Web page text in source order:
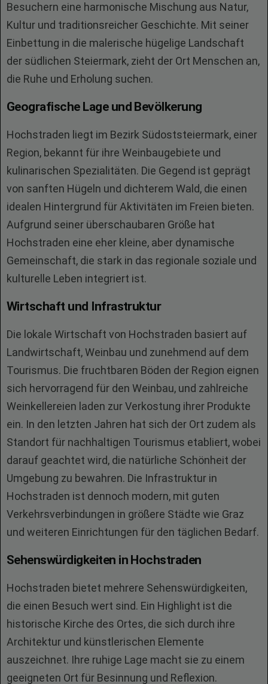
Besuchern eine harmonische Mischung aus Natur,
Kultur und traditionsreicher Geschichte. Mit seiner
Einbettung in die malerische hügelige Landschaft
der südlichen Steiermark, zieht der Ort Menschen an,
die Ruhe und Erholung suchen.
Geografische Lage und Bevölkerung
Hochstraden liegt im Bezirk Südoststeiermark, einer
Region, bekannt für ihre Weinbaugebiete und
kulinarischen Spezialitäten. Die Gegend ist geprägt
von sanften Hügeln und dichterem Wald, die einen
idealen Hintergrund für Aktivitäten im Freien bieten.
Aufgrund seiner überschaubaren Größe hat
Hochstraden eine eher kleine, aber dynamische
Gemeinschaft, die stark in das regionale soziale und
kulturelle Leben integriert ist.
Wirtschaft und Infrastruktur
Die lokale Wirtschaft von Hochstraden basiert auf
Landwirtschaft, Weinbau und zunehmend auf dem
Tourismus. Die fruchtbaren Böden der Region eignen
sich hervorragend für den Weinbau, und zahlreiche
Weinkellereien laden zur Verkostung ihrer Produkte
ein. In den letzten Jahren hat sich der Ort zudem als
Standort für nachhaltigen Tourismus etabliert, wobei
darauf geachtet wird, die natürliche Schönheit der
Umgebung zu bewahren. Die Infrastruktur in
Hochstraden ist dennoch modern, mit guten
Verkehrsverbindungen in größere Städte wie Graz
und weiteren Einrichtungen für den täglichen Bedarf.
Sehenswürdigkeiten in Hochstraden
Hochstraden bietet mehrere Sehenswürdigkeiten,
die einen Besuch wert sind. Ein Highlight ist die
historische Kirche des Ortes, die sich durch ihre
Architektur und künstlerischen Elemente
auszeichnet. Ihre ruhige Lage macht sie zu einem
geeigneten Ort für Besinnung und Reflexion.